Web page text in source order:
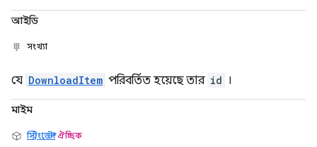
আইডি
সংখ্যা
যে DownloadItem পরিবর্তিত হয়েছে তার id ।
মাইম
স্ট্রিংডেল্টা ঐচ্ছিক